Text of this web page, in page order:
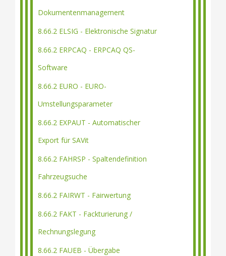
Dokumentenmanagement
8.66.2 ELSIG - Elektronische Signatur
8.66.2 ERPCAQ - ERPCAQ QS-
Software
8.66.2 EURO - EURO-
Umstellungsparameter
8.66.2 EXPAUT - Automatischer
Export für SAVit
8.66.2 FAHRSP - Spaltendefinition
Fahrzeugsuche
8.66.2 FAIRWT - Fairwertung
8.66.2 FAKT - Fackturierung /
Rechnungslegung
8.66.2 FAUEB - Übergabe